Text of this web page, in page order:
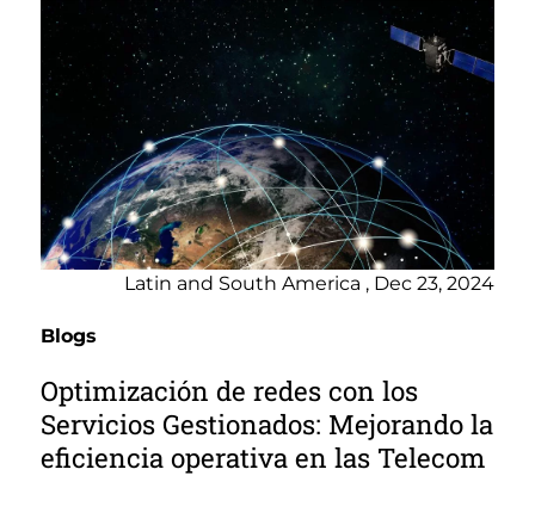
Latin and South America , Dec 23, 2024
Blogs
Optimización de redes con los
Servicios Gestionados: Mejorando la
eficiencia operativa en las Telecom